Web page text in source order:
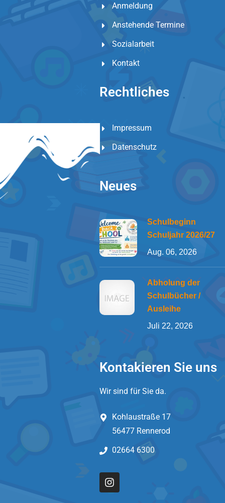
Anmeldung
Anstehende Termine
Sozialarbeit
Kontakt
Rechtliches
Impressum
Datenschutz
Neues
Schulbeginn
Schuljahr 2026/27
Aug. 06, 2026
Abholung der
Schulbücher /
Ausleihe
Juli 22, 2026
Kontakieren Sie uns
Wir sind für Sie da.
Kohlaustraße 17
56477 Rennerod
02664 6300